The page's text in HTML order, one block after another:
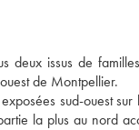
deux issus de
de Montpellier.
sud-ouest
la plus au nord